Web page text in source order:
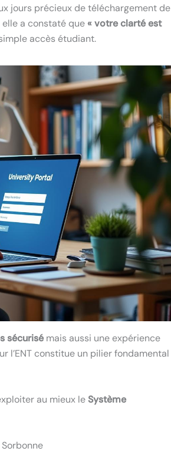
jours précieux de téléchargement de
a constaté que « votre clarté est
accès étudiant.
sécurisémais aussi une expérience
l’ENT constitue un pilier fondamental
au mieux leSystème